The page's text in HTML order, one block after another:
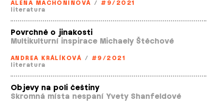
ALENA MACHONINOVÁ / #9/2021
literatura
Povrchně o jinakosti
Multikulturní inspirace Michaely Štěchové
ANDREA KRÁLÍKOVÁ / #9/2021
literatura
Objevy na poli češtiny
Skromná místa nespaní Yvety Shanfeldové